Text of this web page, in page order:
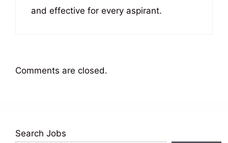
and effective for every aspirant.
Comments are closed.
Search Jobs